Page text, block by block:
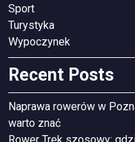
Sport
Turystyka
Wypoczynek
Recent Posts
Naprawa rowerów w
warto znać